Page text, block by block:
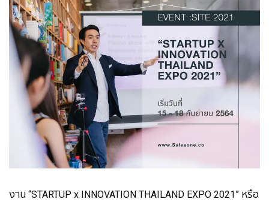
งาน “STARTUP x INNOVATION THAILAND EXPO 2021” หรือ